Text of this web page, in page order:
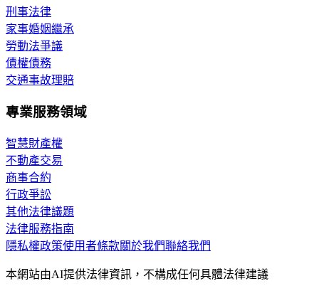
刑事法律
家事婚姻繼承
勞動法爭議
債權債務
交通事故理賠
專業服務領域
智慧財產權
不動產交易
商事合約
行政爭訟
其他法律議題
法律服務指南
隱私權政策使用者條款關於我們聯絡我們
本網站由AI提供法律資訊，不構成任何具體法律建議